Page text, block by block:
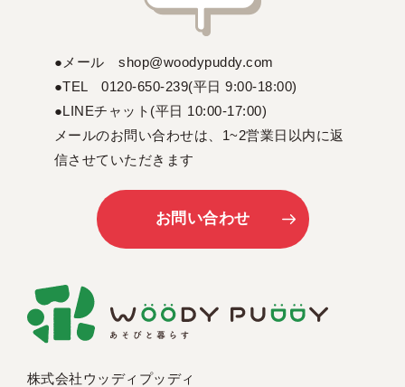
株式会社ウッディプッディ
●メール shop@woodypuddy.com
●TEL 0120-650-239(平日 9:00-18:00)
●LINEチャット(平日 10:00-17:00)
メールのお問い合わせは、1~2営業日以内に返
信させていただきます
お問い合わせ